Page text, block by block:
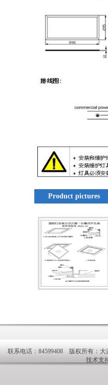
Product pictures
联系电话：84599408 版权所有：
技术支